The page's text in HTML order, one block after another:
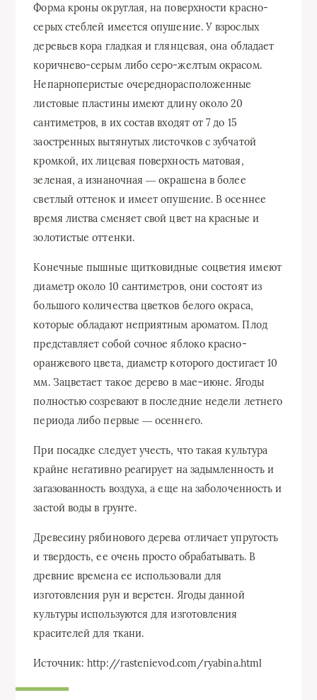
Форма кроны округлая, на поверхности красно-
серых стеблей имеется опушение. У взрослых
деревьев кора гладкая и глянцевая, она обладает
коричнево-серым либо серо-желтым окрасом.
Непарноперистые очереднорасположенные
листовые пластины имеют длину около 20
сантиметров, в их состав входят от 7 до 15
заостренных вытянутых листочков с зубчатой
кромкой, их лицевая поверхность матовая,
зеленая, а изнаночная ― окрашена в более
светлый оттенок и имеет опушение. В осеннее
время листва сменяет свой цвет на красные и
золотистые оттенки.
Конечные пышные щитковидные соцветия имеют
диаметр около 10 сантиметров, они состоят из
большого количества цветков белого окраса,
которые обладают неприятным ароматом. Плод
представляет собой сочное яблоко красно-
оранжевого цвета, диаметр которого достигает 10
мм. Зацветает такое дерево в мае–июне. Ягоды
полностью созревают в последние недели летнего
периода либо первые ― осеннего.
При посадке следует учесть, что такая культура
крайне негативно реагирует на задымленность и
загазованность воздуха, а еще на заболоченность и
застой воды в грунте.
Древесину рябинового дерева отличает упругость
и твердость, ее очень просто обрабатывать. В
древние времена ее использовали для
изготовления рун и веретен. Ягоды данной
культуры используются для изготовления
красителей для ткани.
Источник: http://rastenievod.com/ryabina.html